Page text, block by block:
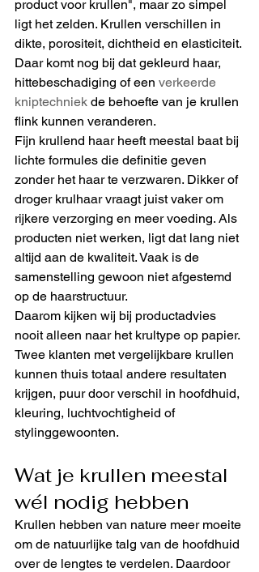
product voor krullen", maar zo simpel
ligt het zelden. Krullen verschillen in
dikte, porositeit, dichtheid en elasticiteit.
Daar komt nog bij dat gekleurd haar,
hittebeschadiging of een verkeerde
kniptechniek de behoefte van je krullen
flink kunnen veranderen.
Fijn krullend haar heeft meestal baat bij
lichte formules die definitie geven
zonder het haar te verzwaren. Dikker of
droger krulhaar vraagt juist vaker om
rijkere verzorging en meer voeding. Als
producten niet werken, ligt dat lang niet
altijd aan de kwaliteit. Vaak is de
samenstelling gewoon niet afgestemd
op de haarstructuur.
Daarom kijken wij bij productadvies
nooit alleen naar het krultype op papier.
Twee klanten met vergelijkbare krullen
kunnen thuis totaal andere resultaten
krijgen, puur door verschil in hoofdhuid,
kleuring, luchtvochtigheid of
stylinggewoonten.
Wat je krullen meestal
wél nodig hebben
Krullen hebben van nature meer moeite
om de natuurlijke talg van de hoofdhuid
over de lengtes te verdelen. Daardoor